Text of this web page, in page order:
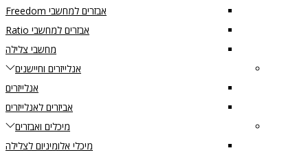
אבזרים למחשבי Freedom
אבזרים למחשבי Ratio
מחשבי צלילה
אנלייזרים וחיישנים
אנלייזרים
אביזרים לאנלייזרים
מיכלים ואבזרים
מיכלי אלומיניום לצלילה